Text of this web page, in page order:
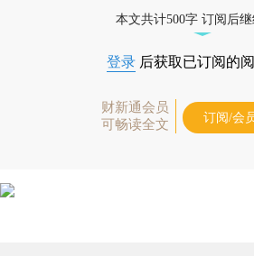
本文共计500字 订阅后
登录 后获取已订阅的
财新通会员
可畅读全文
订阅/会